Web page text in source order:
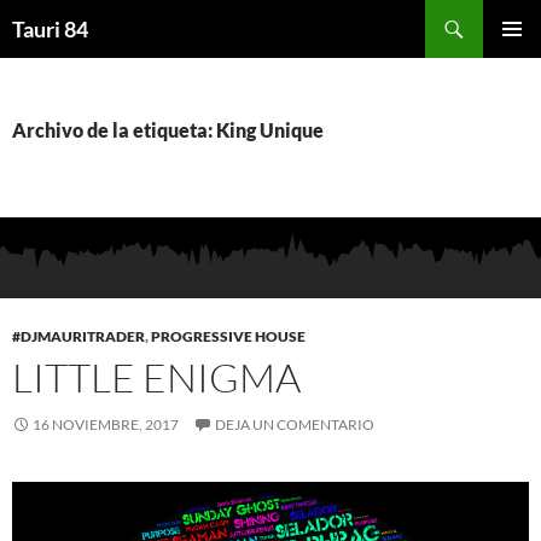
Tauri 84
Archivo de la etiqueta: King Unique
#DJMAURITRADER,PROGRESSIVE HOUSE
LITTLE ENIGMA
16 NOVIEMBRE, 2017 DEJA UN COMENTARIO